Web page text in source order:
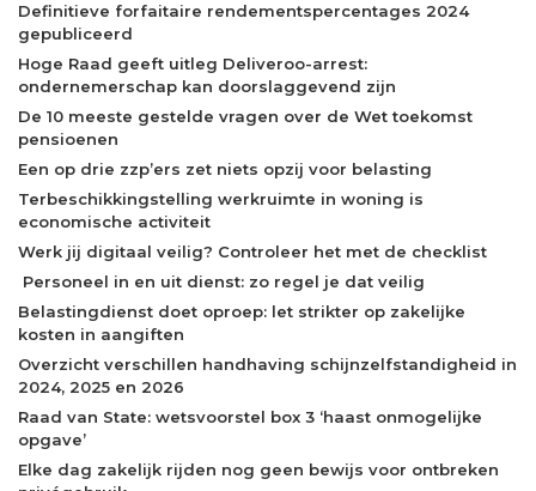
Definitieve forfaitaire rendementspercentages 2024
gepubliceerd
Hoge Raad geeft uitleg Deliveroo-arrest:
ondernemerschap kan doorslaggevend zijn
De 10 meeste gestelde vragen over de Wet toekomst
pensioenen
Een op drie zzp’ers zet niets opzij voor belasting
Terbeschikkingstelling werkruimte in woning is
economische activiteit
Werk jij digitaal veilig? Controleer het met de checklist
Personeel in en uit dienst: zo regel je dat veilig
Belastingdienst doet oproep: let strikter op zakelijke
kosten in aangiften
Overzicht verschillen handhaving schijnzelfstandigheid in
2024, 2025 en 2026
Raad van State: wetsvoorstel box 3 ‘haast onmogelijke
opgave’
Elke dag zakelijk rijden nog geen bewijs voor ontbreken